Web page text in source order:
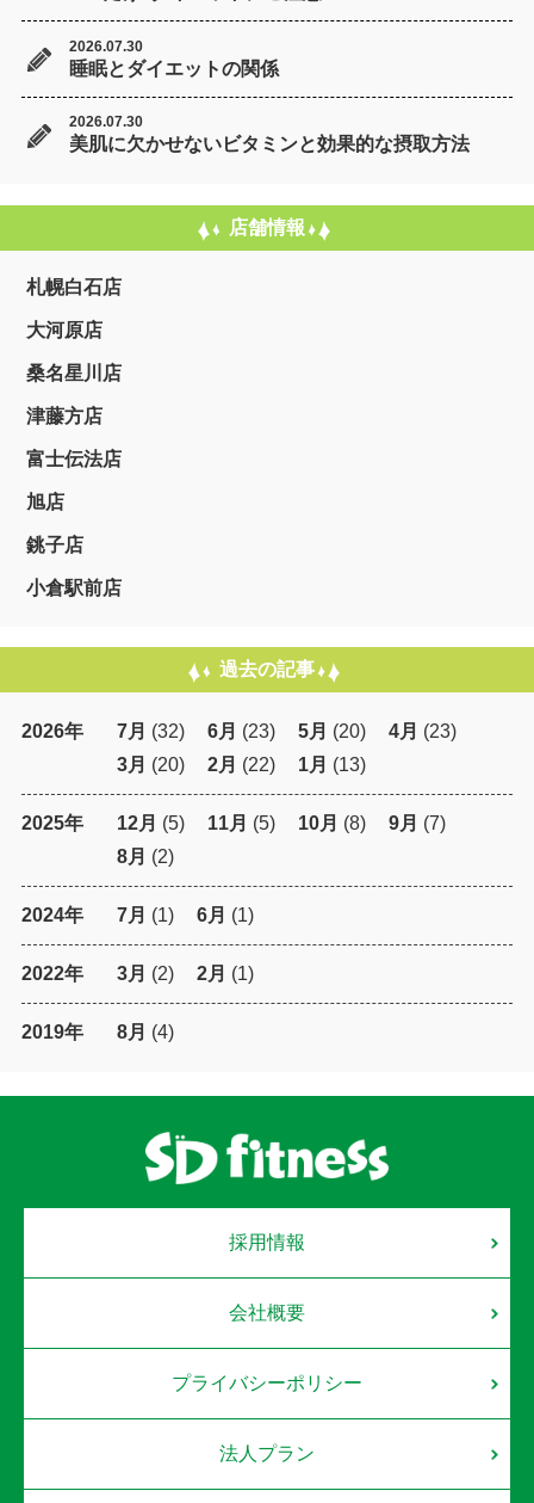
2026.07.30
睡眠とダイエットの関係
2026.07.30
美肌に欠かせないビタミンと効果的な摂取方法
店舗情報
札幌白石店
大河原店
桑名星川店
津藤方店
富士伝法店
旭店
銚子店
小倉駅前店
過去の記事
2026年 7月 (32) 6月 (23) 5月 (20) 4月 (23)
3月 (20) 2月 (22) 1月 (13)
2025年 12月 (5) 11月 (5) 10月 (8) 9月 (7)
8月 (2)
2024年 7月 (1) 6月 (1)
2022年 3月 (2) 2月 (1)
2019年 8月 (4)
採用情報
会社概要
プライバシーポリシー
法人プラン